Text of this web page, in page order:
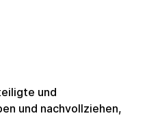
und
und nachvollziehen,